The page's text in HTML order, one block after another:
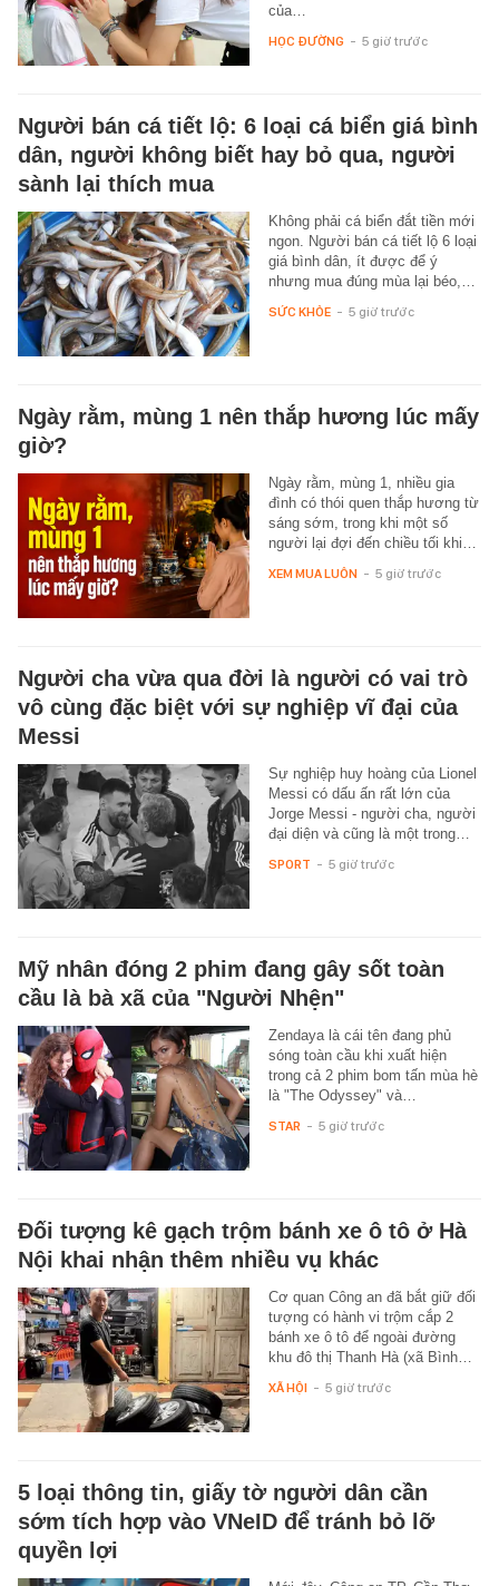
của…
HỌC ĐƯỜNG - 5 giờ trước
Người bán cá tiết lộ: 6 loại cá biển giá bình
dân, người không biết hay bỏ qua, người
sành lại thích mua
Không phải cá biển đắt tiền mới
ngon. Người bán cá tiết lộ 6 loại
giá bình dân, ít được để ý
nhưng mua đúng mùa lại béo,…
SỨC KHỎE - 5 giờ trước
Ngày rằm, mùng 1 nên thắp hương lúc mấy
giờ?
Ngày rằm, mùng 1, nhiều gia
đình có thói quen thắp hương từ
sáng sớm, trong khi một số
người lại đợi đến chiều tối khi…
XEM MUA LUÔN - 5 giờ trước
Người cha vừa qua đời là người có vai trò
vô cùng đặc biệt với sự nghiệp vĩ đại của
Messi
Sự nghiệp huy hoàng của Lionel
Messi có dấu ấn rất lớn của
Jorge Messi - người cha, người
đại diện và cũng là một trong…
SPORT - 5 giờ trước
Mỹ nhân đóng 2 phim đang gây sốt toàn
cầu là bà xã của "Người Nhện"
Zendaya là cái tên đang phủ
sóng toàn cầu khi xuất hiện
trong cả 2 phim bom tấn mùa hè
là "The Odyssey" và…
STAR - 5 giờ trước
Đối tượng kê gạch trộm bánh xe ô tô ở Hà
Nội khai nhận thêm nhiều vụ khác
Cơ quan Công an đã bắt giữ đối
tượng có hành vi trộm cắp 2
bánh xe ô tô để ngoài đường
khu đô thị Thanh Hà (xã Bình…
XÃ HỘI - 5 giờ trước
5 loại thông tin, giấy tờ người dân cần
sớm tích hợp vào VNeID để tránh bỏ lỡ
quyền lợi